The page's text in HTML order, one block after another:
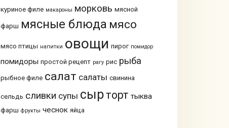
куриное филе макароны морковь мясной
фарш мясные блюда мясо
мясо птицы напитки овощи пирог помидор
помидоры простой рецепт рагу рис рыба
рыбное филе салат салаты свинина
сельдь сливки супы сырторт тыква
фарш фрукты чеснок яйца